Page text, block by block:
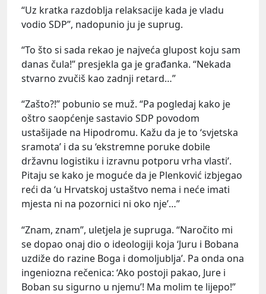
“Uz kratka razdoblja relaksacije kada je vladu
vodio SDP”, nadopunio ju je suprug.
“To što si sada rekao je najveća glupost koju sam
danas čula!” presjekla ga je građanka. “Nekada
stvarno zvučiš kao zadnji retard…”
“Zašto?!” pobunio se muž. “Pa pogledaj kako je
oštro saopćenje sastavio SDP povodom
ustašijade na Hipodromu. Kažu da je to ‘svjetska
sramota’ i da su ‘ekstremne poruke dobile
državnu logistiku i izravnu potporu vrha vlasti’.
Pitaju se kako je moguće da je Plenković izbjegao
reći da ‘u Hrvatskoj ustaštvo nema i neće imati
mjesta ni na pozornici ni oko nje’…”
“Znam, znam”, uletjela je supruga. “Naročito mi
se dopao onaj dio o ideologiji koja ‘Juru i Bobana
uzdiže do razine Boga i domoljublja’. Pa onda ona
ingeniozna rečenica: ‘Ako postoji pakao, Jure i
Boban su sigurno u njemu’! Ma molim te lijepo!”